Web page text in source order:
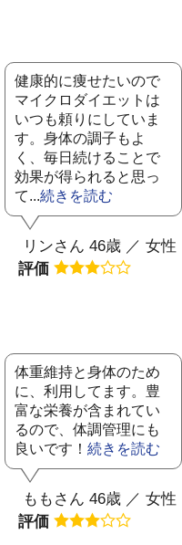
健康的に痩せたいので
マイクロダイエットは
いつも頼りにしていま
す。身体の調子もよ
く、毎日続けることで
効果が得られると思っ
て...続きを読む
リンさん 46歳 ／ 女性
評価
体重維持と身体のため
に、利用してます。豊
富な栄養が含まれてい
るので、体調管理にも
良いです！ 続きを読む
ももさん 46歳 ／ 女性
評価